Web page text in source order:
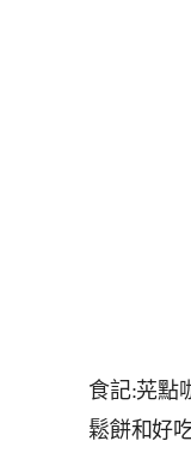
食記:茪點
鬆餅和好